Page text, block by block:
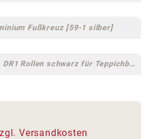
Fußkreuz [59-1 silber]
DR1 Rollen schwarz für Teppichböden [10]
Versandkosten